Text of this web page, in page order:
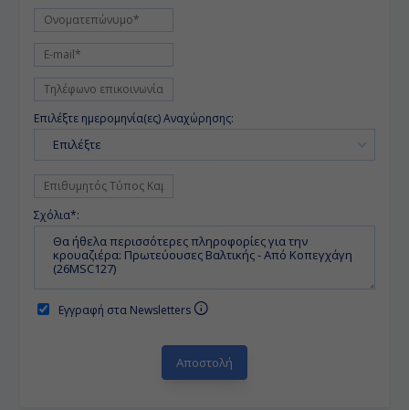
Επιλέξτε ημερομηνία(ες) Αναχώρησης:
Επιλέξτε
Σχόλια*:
Εγγραφή στα Newsletters